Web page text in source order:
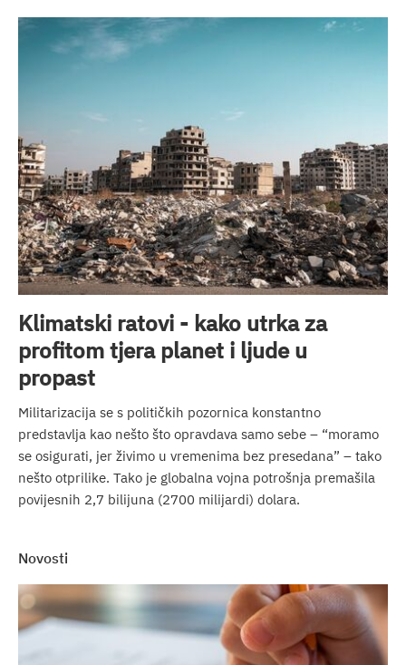
Klimatski ratovi - kako utrka za
profitom tjera planet i ljude u
propast
Militarizacija se s političkih pozornica konstantno
predstavlja kao nešto što opravdava samo sebe – “moramo
se osigurati, jer živimo u vremenima bez presedana” – tako
nešto otprilike. Tako je globalna vojna potrošnja premašila
povijesnih 2,7 bilijuna (2700 milijardi) dolara.
novosti